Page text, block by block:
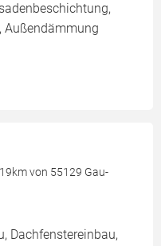
Außendämmung
von 55129 Gau-
Dachfenstereinbau,